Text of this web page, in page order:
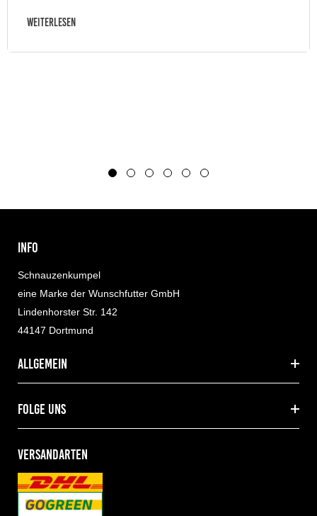
Weiterlesen
INFO
Schnauzenkumpel
eine Marke der Wunschfutter GmbH
Lindenhorster Str. 142
44147 Dortmund
allgemein
folge uns
VERSANDARTEN